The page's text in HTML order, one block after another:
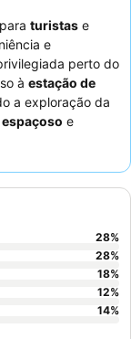
turistas e
e
perto do
à estação de
a exploração da
e
e a qualidade do
que priorizam
de um quarto28%
28%
18%
12%
14%